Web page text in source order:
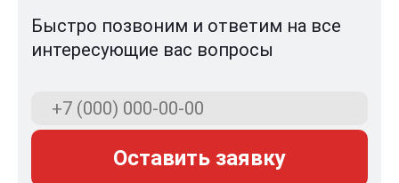
Быстро позвоним и ответим на все
интересующие вас вопросы
Оставить заявку